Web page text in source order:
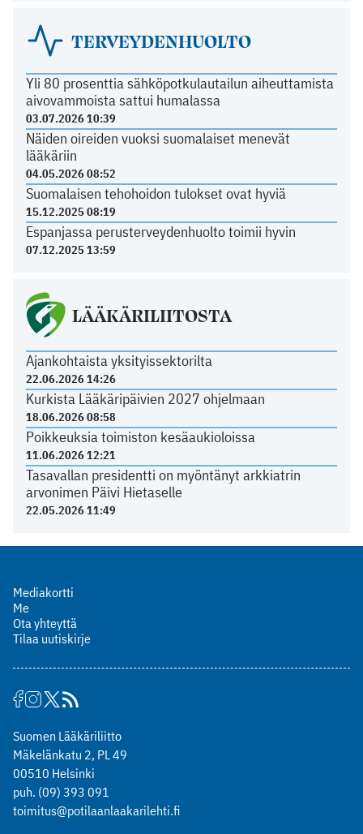
TERVEYDENHUOLTO
Yli 80 prosenttia sähköpotkulautailun aiheuttamista
aivovammoista sattui humalassa
03.07.2026 10:39
Näiden oireiden vuoksi suomalaiset menevät
lääkäriin
04.05.2026 08:52
Suomalaisen tehohoidon tulokset ovat hyviä
15.12.2025 08:19
Espanjassa perusterveydenhuolto toimii hyvin
07.12.2025 13:59
LÄÄKÄRILIITOSTA
Ajankohtaista yksityissektorilta
22.06.2026 14:26
Kurkista Lääkäripäivien 2027 ohjelmaan
18.06.2026 08:58
Poikkeuksia toimiston kesäaukioloissa
11.06.2026 12:21
Tasavallan presidentti on myöntänyt arkkiatrin
arvonimen Päivi Hietaselle
22.05.2026 11:49
Mediakortti
Me
Ota yhteyttä
Tilaa uutiskirje
Suomen Lääkäriliitto
Mäkelänkatu 2, PL 49
00510 Helsinki
puh. (09) 393 091
toimitus@potilaanlaakarilehti.fi